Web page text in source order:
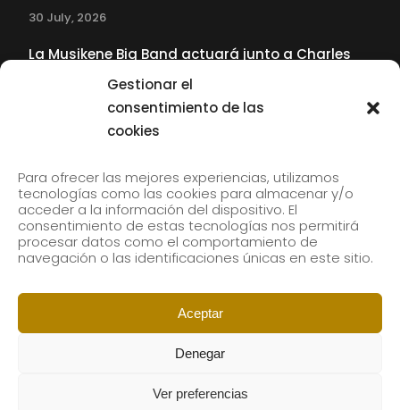
Gestionar el
consentimiento de las
cookies
Para ofrecer las mejores experiencias, utilizamos
tecnologías como las cookies para almacenar y/o
acceder a la información del dispositivo. El
consentimiento de estas tecnologías nos permitirá
procesar datos como el comportamiento de
navegación o las identificaciones únicas en este sitio.
Aceptar
Denegar
Ver preferencias
30 July, 2026
La Musikene Big Band actuará junto a Charles
Tolliver en el 61 Jazzaldia
Subscribe to our newsletter to receive our news by
email.